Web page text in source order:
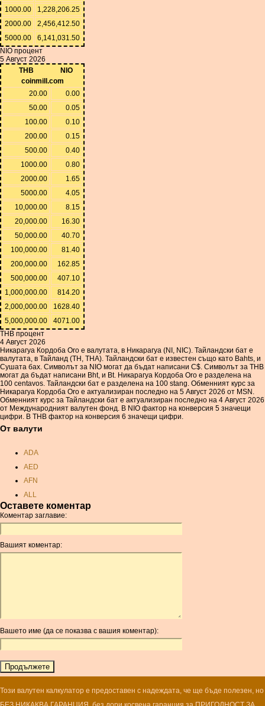
1000.00
1,228,206.25
2000.00
2,456,412.50
5000.00
6,141,031.50
NIO процент
5 Август 2026
THB
NIO
coinmill.com
20.00
0.00
50.00
0.05
100.00
0.10
200.00
0.15
500.00
0.40
1000.00
0.80
2000.00
1.65
5000.00
4.05
10,000.00
8.15
20,000.00
16.30
50,000.00
40.70
100,000.00
81.40
200,000.00
162.85
500,000.00
407.10
1,000,000.00
814.20
2,000,000.00
1628.40
5,000,000.00
4071.00
THB процент
4 Август 2026
Никарагуа Кордоба Oro е валутата, в Никарагуа (NI, NIC). Тайландски бат е
валутата, в Тайланд (TH, THA). Тайландски бат е известен също като Bahts, и
Сушата бах. Символът за NIO могат да бъдат написани C$. Символът за THB
могат да бъдат написани Bht, и Bt. Никарагуа Кордоба Oro е разделена на
100 centavos. Тайландски бат е разделена на 100 stang. Обменният курс за
Никарагуа Кордоба Oro е актуализиран последно на 5 Август 2026 от MSN.
Обменният курс за Тайландски бат е актуализиран последно на 4 Август 2026
от Международният валутен фонд. В NIO фактор на конверсия 5 значещи
цифри. В THB фактор на конверсия 6 значещи цифри.
От валути
ADA
AED
AFN
ALL
AMD
ANC
ANG
AOA
AUR
AWG
BAM
BBD
BCH
BCN
Оставете коментар
Коментар заглавие:
Вашият коментар:
Вашето име (да се показва с вашия коментар):
Този валутен калкулатор е предоставен с надеждата, че ще бъде полезен, но